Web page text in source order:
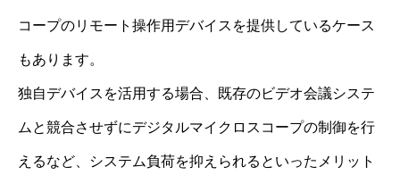
コープのリモート操作用デバイスを提供しているケース
もあります。
独自デバイスを活用する場合、既存のビデオ会議システ
ムと競合させずにデジタルマイクロスコープの制御を行
えるなど、システム負荷を抑えられるといったメリット